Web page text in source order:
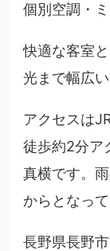
個別空調・ミ
快適な客室
光まで幅広
アクセスは
徒歩約2分ア
真横です。
からとなって
長野県長野